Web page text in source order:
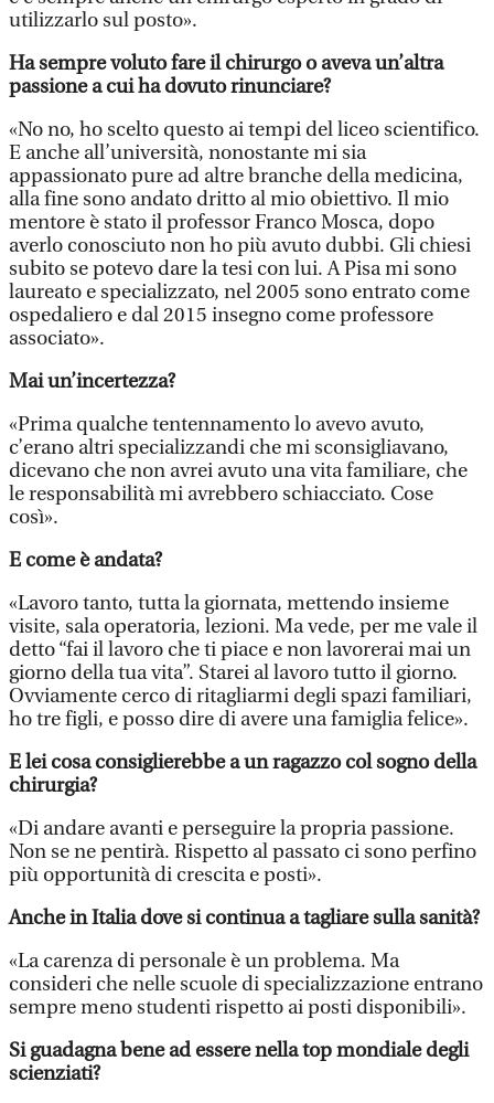
utilizzarlo sul posto».
Ha sempre voluto fare il chirurgo o aveva un’altra
passione a cui ha dovuto rinunciare?
«No no, ho scelto questo ai tempi del liceo scientifico.
E anche all’università, nonostante mi sia
appassionato pure ad altre branche della medicina,
alla fine sono andato dritto al mio obiettivo. Il mio
mentore è stato il professor Franco Mosca, dopo
averlo conosciuto non ho più avuto dubbi. Gli chiesi
subito se potevo dare la tesi con lui. A Pisa mi sono
laureato e specializzato, nel 2005 sono entrato come
ospedaliero e dal 2015 insegno come professore
associato».
Mai un’incertezza?
«Prima qualche tentennamento lo avevo avuto,
c’erano altri specializzandi che mi sconsigliavano,
dicevano che non avrei avuto una vita familiare, che
le responsabilità mi avrebbero schiacciato. Cose
così».
E come è andata?
«Lavoro tanto, tutta la giornata, mettendo insieme
visite, sala operatoria, lezioni. Ma vede, per me vale il
detto “fai il lavoro che ti piace e non lavorerai mai un
giorno della tua vita”. Starei al lavoro tutto il giorno.
Ovviamente cerco di ritagliarmi degli spazi familiari,
ho tre figli, e posso dire di avere una famiglia felice».
E lei cosa consiglierebbe a un ragazzo col sogno della
chirurgia?
«Di andare avanti e perseguire la propria passione.
Non se ne pentirà. Rispetto al passato ci sono perfino
più opportunità di crescita e posti».
Anche in Italia dove si continua a tagliare sulla sanità?
«La carenza di personale è un problema. Ma
consideri che nelle scuole di specializzazione entrano
sempre meno studenti rispetto ai posti disponibili».
Si guadagna bene ad essere nella top mondiale degli
scienziati?